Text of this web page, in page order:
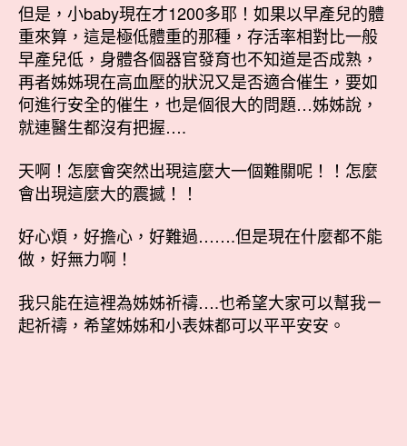
但是，小baby現在才1200多耶！如果以早產兒的體
重來算，這是極低體重的那種，存活率相對比一般
早產兒低，身體各個器官發育也不知道是否成熟，
再者姊姊現在高血壓的狀況又是否適合催生，要如
何進行安全的催生，也是個很大的問題…姊姊說，
就連醫生都沒有把握….
天啊！怎麼會突然出現這麼大一個難關呢！！怎麼
會出現這麼大的震撼！！
好心煩，好擔心，好難過…….但是現在什麼都不能
做，好無力啊！
我只能在這裡為姊姊祈禱….也希望大家可以幫我ㄧ
起祈禱，希望姊姊和小表妹都可以平平安安。